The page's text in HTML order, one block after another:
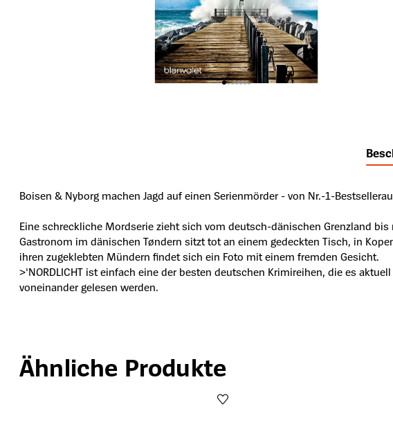
Boisen & Nyborg machen Jagd auf einen Serienmörder - von Nr.-1-
Eine schreckliche Mordserie zieht sich vom deutsch-dänischen Grenzland
Gastronom im dänischen Tøndern sitzt tot an einem gedeckten Tisch, in
ihren zugeklebten Mündern findet sich ein Foto mit einem fremden Gesicht.
>'NORDLICHT ist einfach eine der besten deutschen Krimireihen, die es
voneinander gelesen werden.
Produktgalerie überspringen
Ähnliche Produkte